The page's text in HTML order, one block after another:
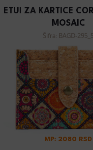
ETUI ZA KARTICE
MOSAIC
Šifra: BAGD-295_5
MP: 2080 RSD